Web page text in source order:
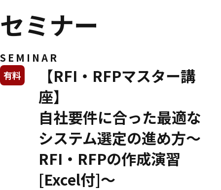
セミナー
SEMINAR
【RFI・RFPマスター講
座】
自社要件に合った最適な
システム選定の進め方～
RFI・RFPの作成演習
[Excel付]～
有料